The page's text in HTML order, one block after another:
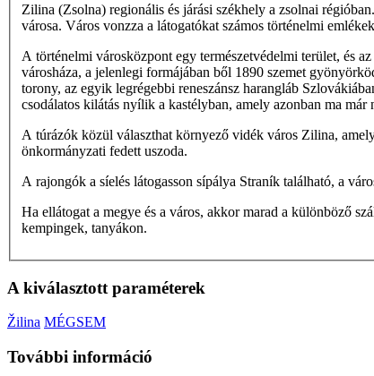
Zilina (Zsolna) regionális és járási székhely a zsolnai
városa. Város vonzza a látogatókat számos történelmi
A történelmi városközpont egy természetvédelmi terület, és
városháza, a jelenlegi formájában ből 1890 szemet
torony, az egyik legrégebbi reneszánsz harangláb
csodálatos kilátás nyílik a kastélyban, amely azonban ma
A túrázók közül választhat környező vidék város Zilina,
önkormányzati fedett uszoda.
A rajongók a síelés látogasson sípálya Straník található, a
Ha ellátogat a megye és a város, akkor marad a különböző
kempingek, tanyákon.
A kiválasztott paraméterek
Žilina MÉGSEM
További információ